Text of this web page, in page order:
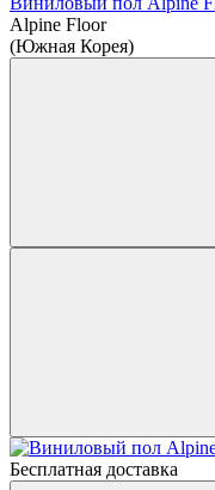
Alpine Floor
(Южная Корея)
Бесплатная доставка